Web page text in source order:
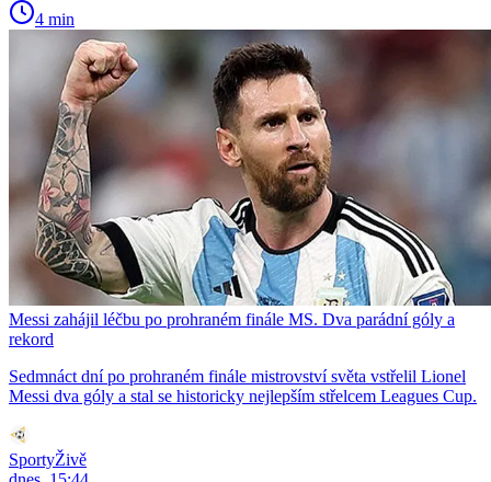
4 min
Messi zahájil léčbu po prohraném finále MS. Dva parádní góly a
rekord
Sedmnáct dní po prohraném finále mistrovství světa vstřelil Lionel
Messi dva góly a stal se historicky nejlepším střelcem Leagues Cup.
SportyŽivě